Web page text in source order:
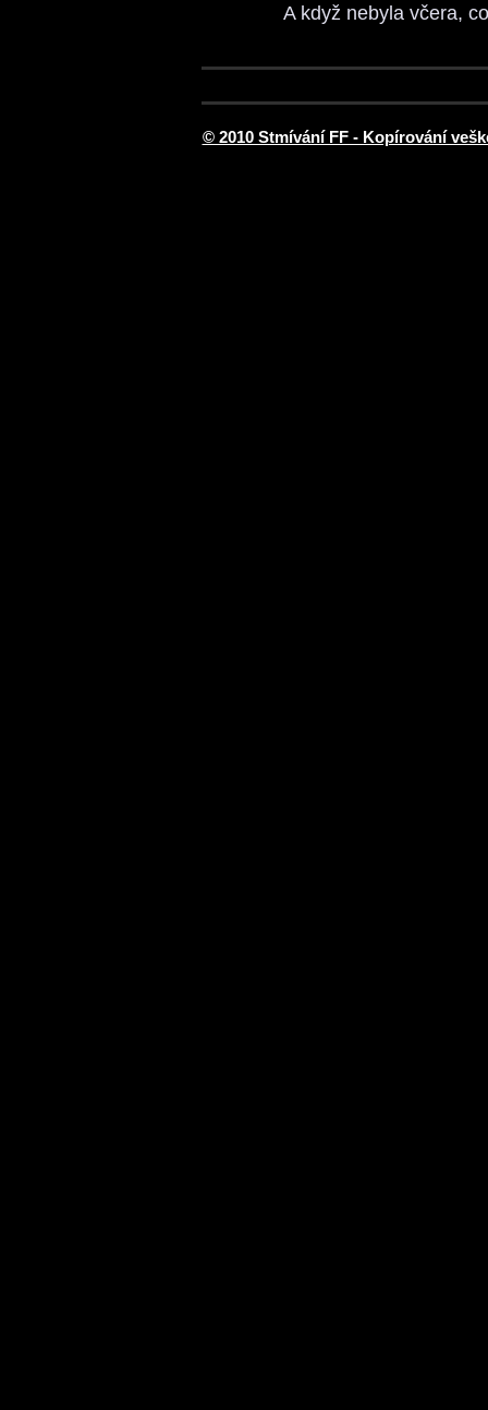
A když nebyla včera,
© 2010 Stmívání FF - Kopírování